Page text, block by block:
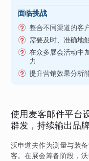
面临挑战
整合不同渠道的客
需要及时、准确地
在众多展会活动中
力
提升营销效果分析
使用麦客邮件平台
群发，持续输出品
沃申道夫作为测量与装
客。在展会筹备阶段，